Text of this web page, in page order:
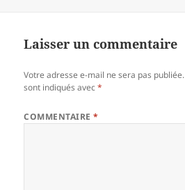
Laisser un commentaire
Votre adresse e-mail ne sera pas publiée.
sont indiqués avec*
COMMENTAIRE*